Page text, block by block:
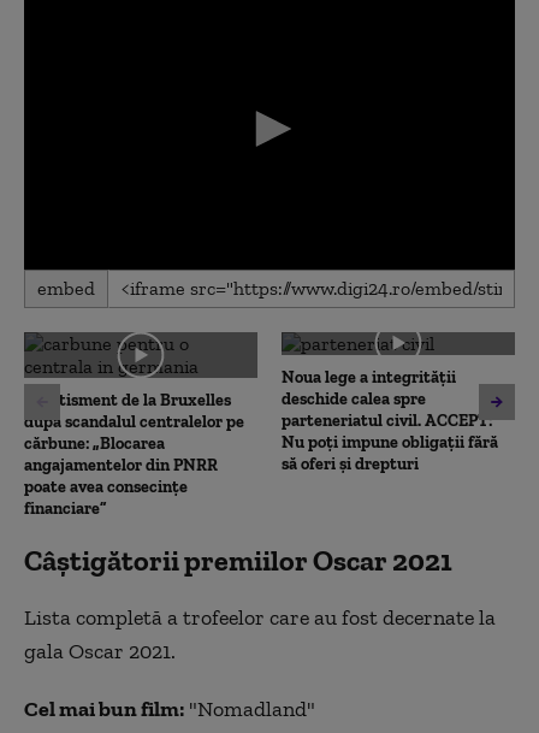
0
seconds
0
seconds
embed
Avertisment de la Bruxelles
după scandalul centralelor pe
cărbune: „Blocarea
angajamentelor din PNRR
poate avea consecințe
financiare”
Noua lege a integrității
deschide calea spre
parteneriatul civil. ACCEPT:
Nu poți impune obligații fără
să oferi și drepturi
Câștigătorii premiilor Oscar 2021
Lista completă a trofeelor care au fost decernate la
gala Oscar 2021.
Cel mai bun film: "Nomadland"